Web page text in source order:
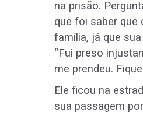
na prisão.
que foi saber que
família, já que
“Fui preso
me prendeu.
Ele ficou na
sua passagem